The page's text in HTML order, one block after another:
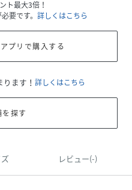
ト最大3倍！
要です。 詳しくはこちら
プリで購入する
ます！ 詳しくはこちら
探す
レビュー(-)